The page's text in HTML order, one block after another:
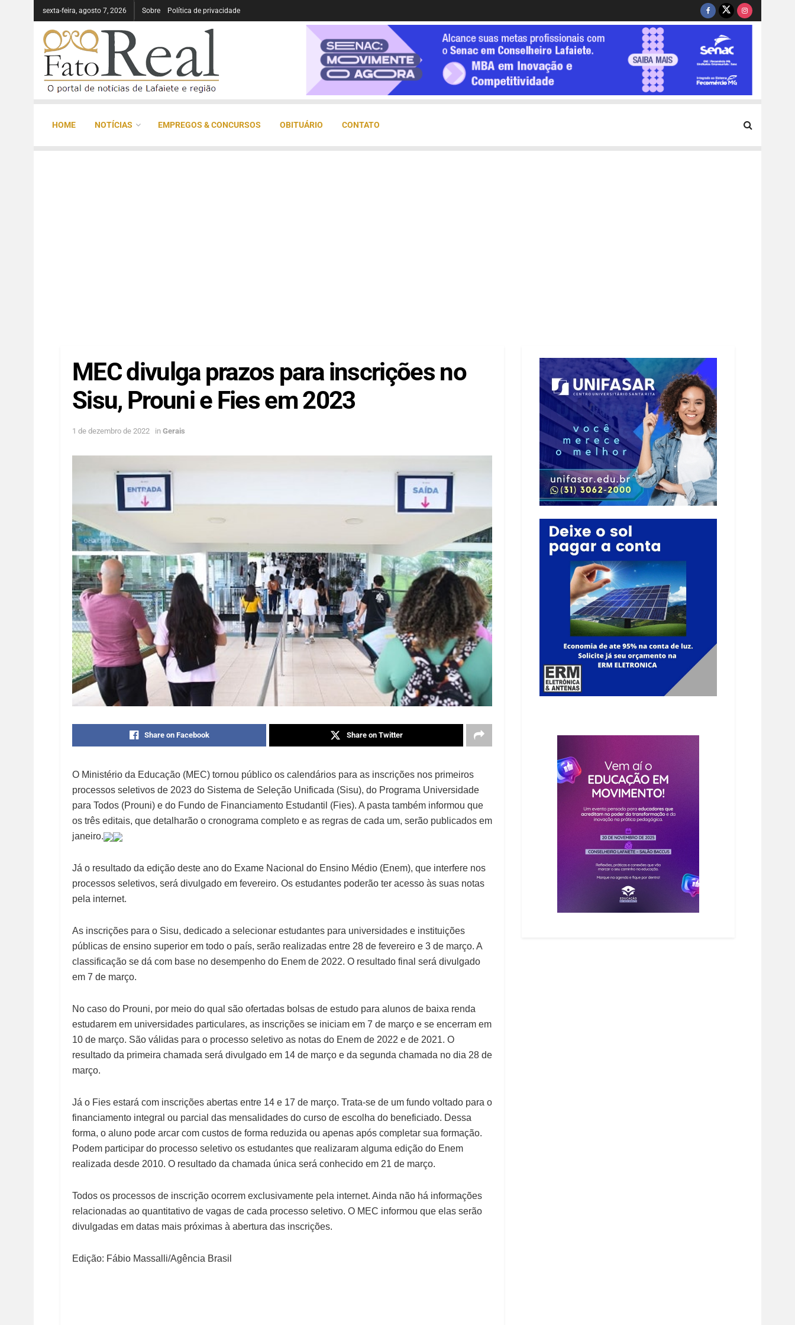
sexta-feira, agosto 7, 2026 Sobre Política de privacidade
HOME NOTÍCIAS EMPREGOS & CONCURSOS OBITUÁRIO CONTATO
MEC divulga prazos para inscrições no
Sisu, Prouni e Fies em 2023
1 de dezembro de 2022 in Gerais
Share on Facebook Share on Twitter
O Ministério da Educação (MEC) tornou público os calendários para as inscrições nos primeiros
processos seletivos de 2023 do Sistema de Seleção Unificada (Sisu), do Programa Universidade
para Todos (Prouni) e do Fundo de Financiamento Estudantil (Fies). A pasta também informou que
os três editais, que detalharão o cronograma completo e as regras de cada um, serão publicados em
janeiro.
Já o resultado da edição deste ano do Exame Nacional do Ensino Médio (Enem), que interfere nos
processos seletivos, será divulgado em fevereiro. Os estudantes poderão ter acesso às suas notas
pela internet.
As inscrições para o Sisu, dedicado a selecionar estudantes para universidades e instituições
públicas de ensino superior em todo o país, serão realizadas entre 28 de fevereiro e 3 de março. A
classificação se dá com base no desempenho do Enem de 2022. O resultado final será divulgado
em 7 de março.
No caso do Prouni, por meio do qual são ofertadas bolsas de estudo para alunos de baixa renda
estudarem em universidades particulares, as inscrições se iniciam em 7 de março e se encerram em
10 de março. São válidas para o processo seletivo as notas do Enem de 2022 e de 2021. O
resultado da primeira chamada será divulgado em 14 de março e da segunda chamada no dia 28 de
março.
Já o Fies estará com inscrições abertas entre 14 e 17 de março. Trata-se de um fundo voltado para o
financiamento integral ou parcial das mensalidades do curso de escolha do beneficiado. Dessa
forma, o aluno pode arcar com custos de forma reduzida ou apenas após completar sua formação.
Podem participar do processo seletivo os estudantes que realizaram alguma edição do Enem
realizada desde 2010. O resultado da chamada única será conhecido em 21 de março.
Todos os processos de inscrição ocorrem exclusivamente pela internet. Ainda não há informações
relacionadas ao quantitativo de vagas de cada processo seletivo. O MEC informou que elas serão
divulgadas em datas mais próximas à abertura das inscrições.
Edição: Fábio Massalli/Agência Brasil